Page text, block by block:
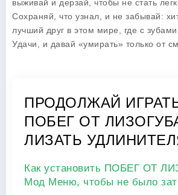
выживай и дерзай, чтобы не стать
Сохраняй, что узнал, и не забывай:
лучший друг в этом мире, где с зубами
Удачи, и давай «умирать» только от
ПРОДОЛЖАЙ
ПОБЕГ ОТ
ЛИЗАТЬ
Как установить ПОБЕГ ОТ
Мод Меню, чтобы не было